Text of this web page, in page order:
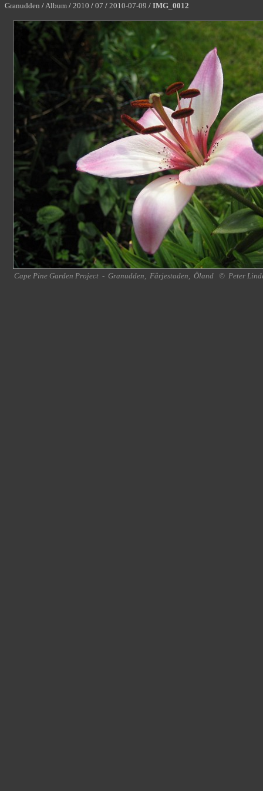
Granudden /Album / 2010 / 07 / 2010-07-09 / IMG_0012
Cape Pine Garden Project - Granudden, Färjestaden, Öland © Peter